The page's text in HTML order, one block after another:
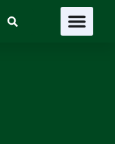
Suchen